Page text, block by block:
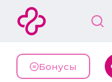
й
и
Бонусы